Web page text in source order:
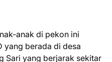
anak di pekon ini
yang berada di desa
Sari yang berjarak sekitar